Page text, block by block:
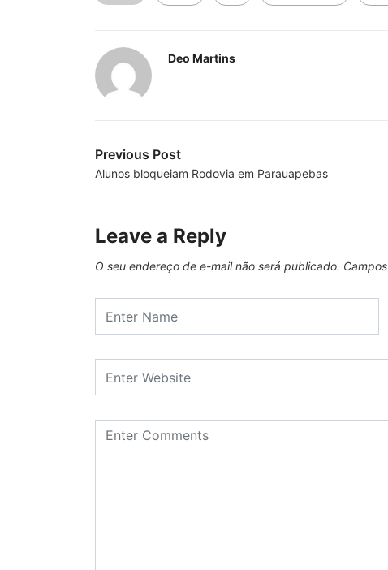
Deo Martins
Previous Post
Alunos bloqueiam Rodovia em Parauapebas
Leave a Reply
O seu endereço de e-mail não será publicado.